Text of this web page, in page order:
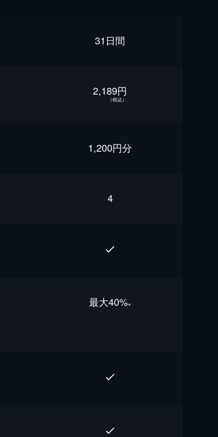
31日間
2,189円
（税込）
1,200円分
4
最⼤40%※